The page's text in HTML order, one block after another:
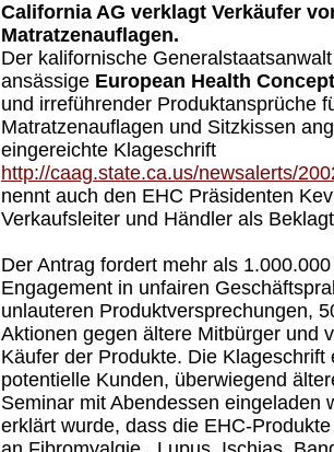
California AG verklagt Verkäufer
Matratzenauflagen.
Der kalifornische
ansässige European Health
und irreführender Produktansprüche
Matratzenauflagen und Sitzkissen
eingereichte Klageschrift
http://caag.state.ca.us/newsalerts/
nennt auch den EHC Präsidenten
Verkaufsleiter und Händler als
Der Antrag fordert mehr als
Engagement in unfairen
unlauteren Produktversprechungen,
Aktionen gegen ältere Mitbürger und
Käufer der Produkte. Die Klageschrift
potentielle Kunden, überwiegend
Seminar mit Abendessen eingeladen
erklärt wurde, dass die EHC-